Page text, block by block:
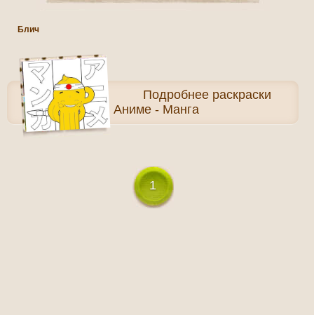
Блич
Подробнее раскраски
Аниме - Манга
1